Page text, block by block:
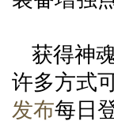
获得神
许多方式
发布每日